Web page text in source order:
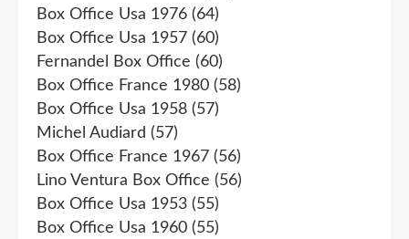
Box Office Usa 1976 (64)
Box Office Usa 1957 (60)
Fernandel Box Office (60)
Box Office France 1980 (58)
Box Office Usa 1958 (57)
Michel Audiard (57)
Box Office France 1967 (56)
Lino Ventura Box Office (56)
Box Office Usa 1953 (55)
Box Office Usa 1960 (55)